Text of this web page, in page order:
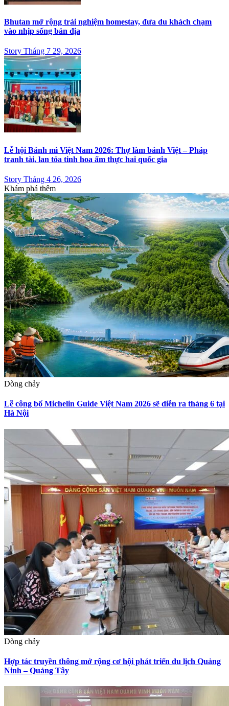
Bhutan mở rộng trải nghiệm homestay, đưa du khách chạm
vào nhịp sống bản địa
Story Tháng 7 29, 2026
Lễ hội Bánh mì Việt Nam 2026: Thợ làm bánh Việt – Pháp
tranh tài, lan tỏa tinh hoa ẩm thực hai quốc gia
Story Tháng 4 26, 2026
Khám phá thêm
Dòng chảy
Lễ công bố Michelin Guide Việt Nam 2026 sẽ diễn ra tháng 6 tại
Hà Nội
Dòng chảy
Hợp tác truyền thông mở rộng cơ hội phát triển du lịch Quảng
Ninh – Quảng Tây